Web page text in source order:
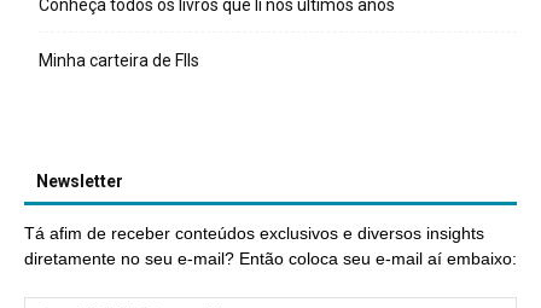
Conheça todos os livros que li nos últimos anos
Minha carteira de FIIs
Newsletter
Tá afim de receber conteúdos exclusivos e diversos insights
diretamente no seu e-mail? Então coloca seu e-mail aí embaixo: